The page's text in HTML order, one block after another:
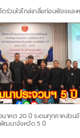
ร่วมใจไกล่เกลี่ยก่อนฟ้องแล
นาคต 20 ปี ระดมทุกภาคส่วน
พัฒนาจังหวัด 5 ปี